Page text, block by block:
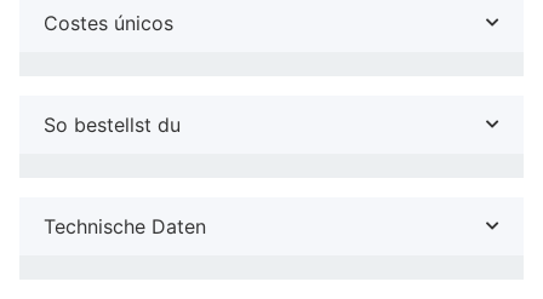
Costes únicos
So bestellst du
Technische Daten